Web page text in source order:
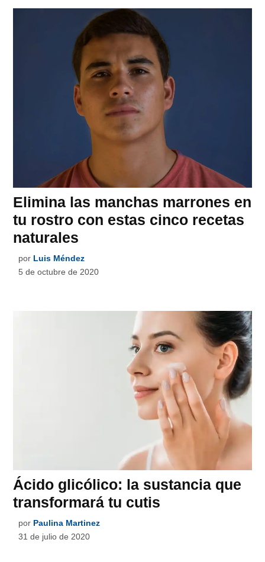
Elimina las manchas marrones en
tu rostro con estas cinco recetas
naturales
por Luis Méndez
5 de octubre de 2020
Ácido glicólico: la sustancia que
transformará tu cutis
por Paulina Martinez
31 de julio de 2020